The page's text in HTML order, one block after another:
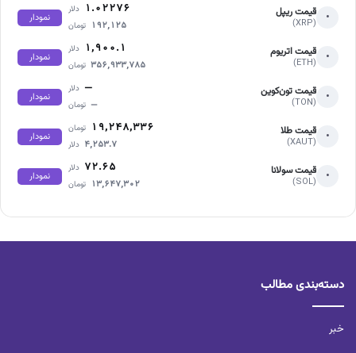
• قیمت ریپل
(XRP)
۱.۰۲۲۷۶ دلار
۱۹۲,۱۲۵ تومان
نمودار
• قیمت اتریوم
(ETH)
۱,۹۰۰.۱ دلار
۳۵۶,۹۳۳,۷۸۵ تومان
نمودار
• قیمت تون‌کوین
(TON)
— دلار
— تومان
نمودار
• قیمت طلا
(XAUT)
۱۹,۲۴۸,۳۳۶ تومان
۴,۲۵۳.۷ دلار
نمودار
• قیمت سولانا
(SOL)
۷۲.۶۵ دلار
۱۳,۶۴۷,۳۰۲ تومان
نمودار
دسته‌بندی مطالب
خبر